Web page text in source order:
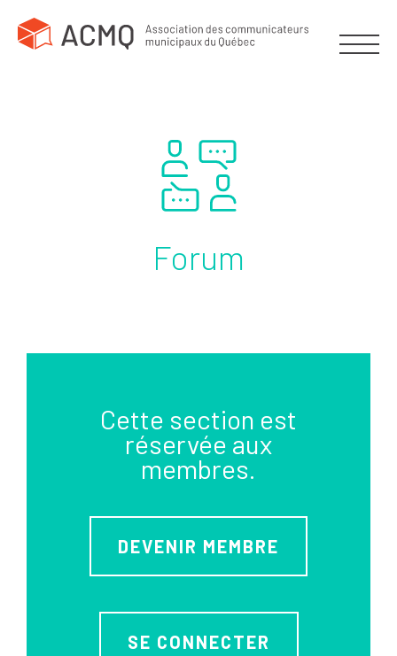
Forum
Cette section est
réservée aux
membres.
DEVENIR MEMBRE
SE CONNECTER